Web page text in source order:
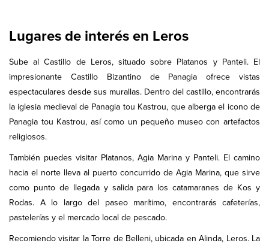
Lugares de interés en Leros
Sube al Castillo de Leros, situado sobre Platanos y Panteli. El
impresionante Castillo Bizantino de Panagia ofrece vistas
espectaculares desde sus murallas. Dentro del castillo, encontrarás
la iglesia medieval de Panagia tou Kastrou, que alberga el icono de
Panagia tou Kastrou, así como un pequeño museo con artefactos
religiosos.
También puedes visitar Platanos, Agia Marina y Panteli. El camino
hacia el norte lleva al puerto concurrido de Agia Marina, que sirve
como punto de llegada y salida para los catamaranes de Kos y
Rodas. A lo largo del paseo marítimo, encontrarás cafeterías,
pastelerías y el mercado local de pescado.
Recomiendo visitar la Torre de Belleni, ubicada en Alinda, Leros. La